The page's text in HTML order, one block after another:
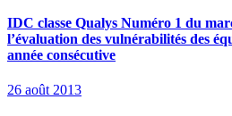
IDC classe Qualys Numéro 1 du
l’évaluation des vulnérabilités des
année consécutive
26 août 2013